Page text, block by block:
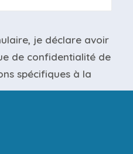
je déclare avoir
de confidentialité de
spécifiques à la